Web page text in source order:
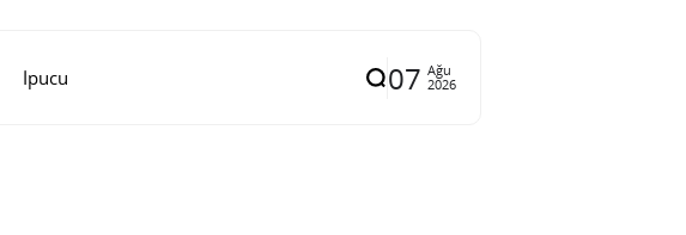
İpucu 07 Ağu
2026